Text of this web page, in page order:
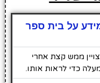
על בית ספר
ממש קצת אחרי
כדי לראות אותו.